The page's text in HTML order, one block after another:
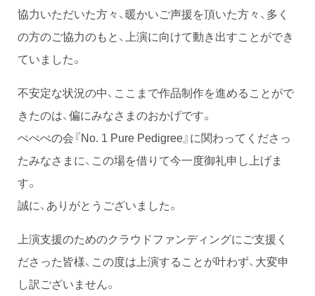
協力いただいた方々、暖かいご声援を頂いた方々、多く
の方のご協力のもと、上演に向けて動き出すことができ
ていました。
不安定な状況の中、ここまで作品制作を進めることがで
きたのは、偏にみなさまのおかげです。
ぺぺぺの会『No. 1 Pure Pedigree』に関わってくださっ
たみなさまに、この場を借りて今一度御礼申し上げま
す。
誠に、ありがとうございました。
上演支援のためのクラウドファンディングにご支援く
ださった皆様、この度は上演することが叶わず、大変申
し訳ございません。